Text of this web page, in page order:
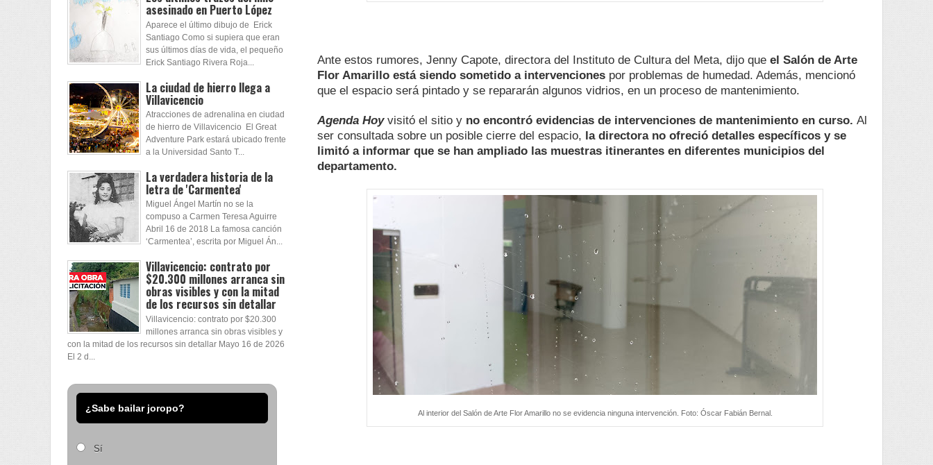
Ante estos rumores, Jenny Capote, directora del Instituto de Cultura del Meta, dijo que el Salón de Arte
Flor Amarillo está siendo sometido a intervenciones por problemas de humedad. Además, mencionó
que el espacio será pintado y se repararán algunos vidrios, en un proceso de mantenimiento.
Agenda Hoy visitó el sitio y no encontró evidencias de intervenciones de mantenimiento en curso. Al
ser consultada sobre un posible cierre del espacio, la directora no ofreció detalles específicos y se
limitó a informar que se han ampliado las muestras itinerantes en diferentes municipios del
departamento.
Al interior del Salón de Arte Flor Amarillo no se evidencia ninguna intervención. Foto: Óscar Fabián Bernal.
asesinado en Puerto López
Aparece el último dibujo de Erick
Santiago Como si supiera que eran
sus últimos días de vida, el pequeño
Erick Santiago Rivera Roja...
La ciudad de hierro llega a
Villavicencio
Atracciones de adrenalina en ciudad
de hierro de Villavicencio El Great
Adventure Park estará ubicado frente
a la Universidad Santo T...
La verdadera historia de la
letra de 'Carmentea'
Miguel Ángel Martín no se la
compuso a Carmen Teresa Aguirre
Abril 16 de 2018 La famosa canción
‘Carmentea’, escrita por Miguel Án...
Villavicencio: contrato por
$20.300 millones arranca sin
obras visibles y con la mitad
de los recursos sin detallar
Villavicencio: contrato por $20.300
millones arranca sin obras visibles y
con la mitad de los recursos sin detallar Mayo 16 de 2026
El 2 d...
¿Sabe bailar joropo?
Sí